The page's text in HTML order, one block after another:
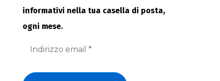
informativi nella tua casella di posta,
ogni mese.